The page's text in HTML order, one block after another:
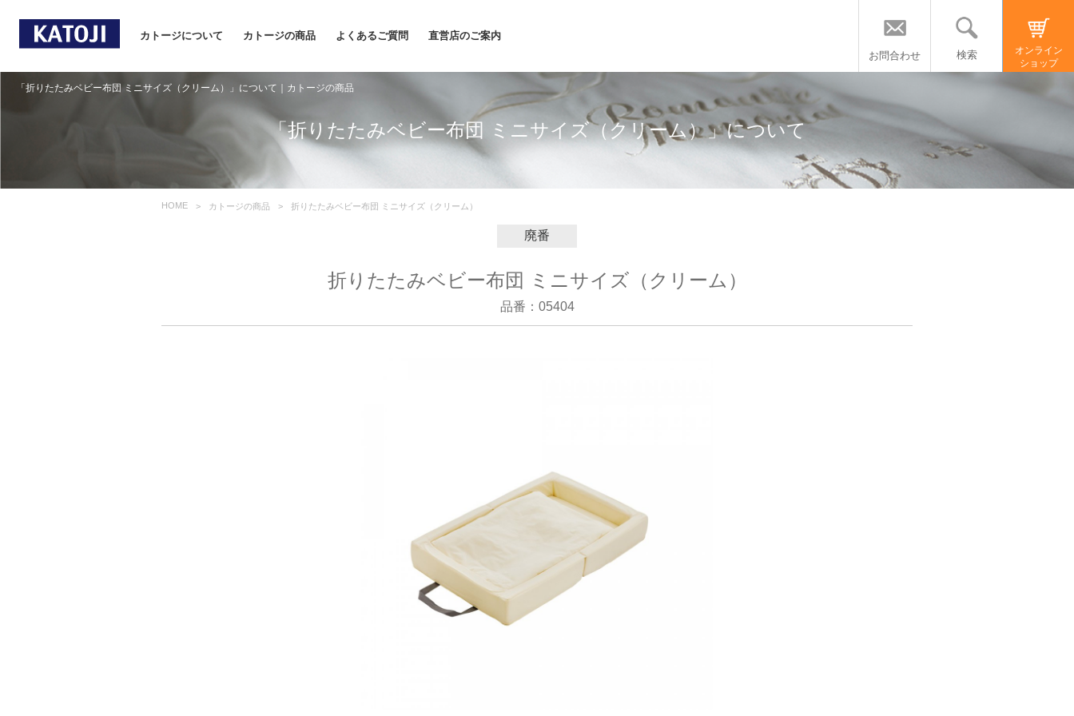
カトージについて カトージの商品 よくあるご質問
直営店のご案内
お問合わせ
検索
オンライン
ショップ
「折りたたみベビー布団 ミニサイズ（クリーム）」について｜カトージの商品
「折りたたみベビー布団 ミニサイズ（クリーム）」について
HOME カトージの商品 折りたたみベビー布団 ミニサイズ（クリーム）
廃番
折りたたみベビー布団 ミニサイズ（クリーム）
品番：05404